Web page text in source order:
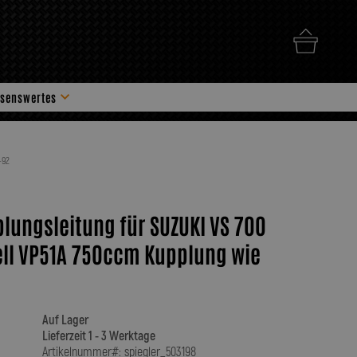
für SUZUKI VS 700
VP51A 750ccm Kupplung wie
Auf Lager
Lieferzeit 1 - 3 Werktage
Artikelnummer#: spiegler_503198